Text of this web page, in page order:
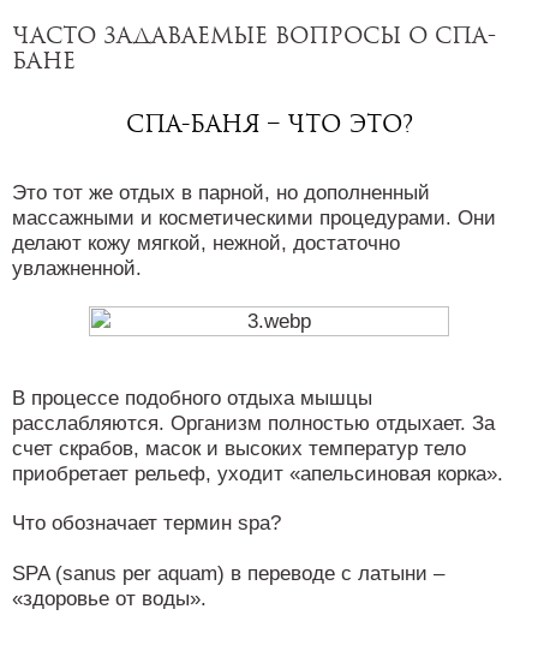
Часто задаваемые вопросы о спа-
бане
Спа-баня – что это?
Это тот же отдых в парной, но дополненный
массажными и косметическими процедурами. Они
делают кожу мягкой, нежной, достаточно
увлажненной.
В процессе подобного отдыха мышцы
расслабляются. Организм полностью отдыхает. За
счет скрабов, масок и высоких температур тело
приобретает рельеф, уходит «апельсиновая корка».
Что обозначает термин spa?
SPA (sanus per aquam) в переводе с латыни –
«здоровье от воды».